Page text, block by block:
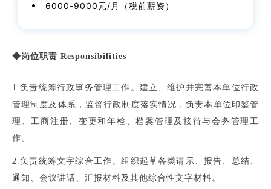
6000-9000元/月（税前薪资）
◆岗位职责 Responsibilities
1.负责统筹行政事务管理工作。建立、维护并完善本单位行政
管理制度及体系，监督行政制度落实情况，负责本单位印鉴管
理、工商注册、变更和年检、档案管理及接待与会务管理工
作。
2.负责统筹文字综合工作。组织起草各类请示、报告、总结、
通知、会议讲话、汇报材料及其他综合性文字材料。